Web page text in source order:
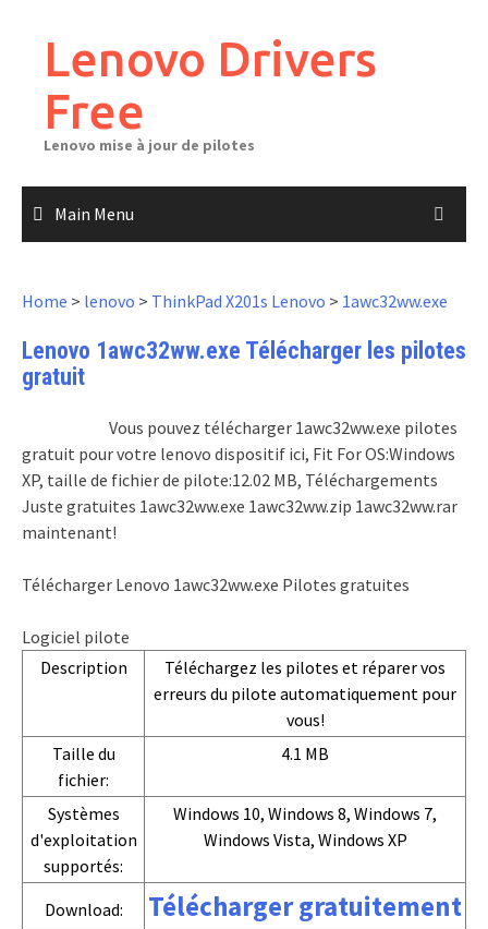
contentLenovo Drivers
Free
Lenovo mise à jour de pilotes
Main Menu
Home > lenovo > ThinkPad X201s Lenovo > 1awc32ww.exe
Lenovo 1awc32ww.exe Télécharger les pilotes
gratuit
Vous pouvez télécharger 1awc32ww.exe pilotes
gratuit pour votre lenovo dispositif ici, Fit For OS:Windows
XP, taille de fichier de pilote:12.02 MB, Téléchargements
Juste gratuites 1awc32ww.exe 1awc32ww.zip 1awc32ww.rar
maintenant!
Télécharger Lenovo 1awc32ww.exe Pilotes gratuites
Logiciel pilote
Description
Téléchargez les pilotes et réparer vos
erreurs du pilote automatiquement pour
vous!
Taille du
fichier:
4.1 MB
Systèmes
d'exploitation
supportés:
Windows 10, Windows 8, Windows 7,
Windows Vista, Windows XP
Download: Télécharger gratuitement